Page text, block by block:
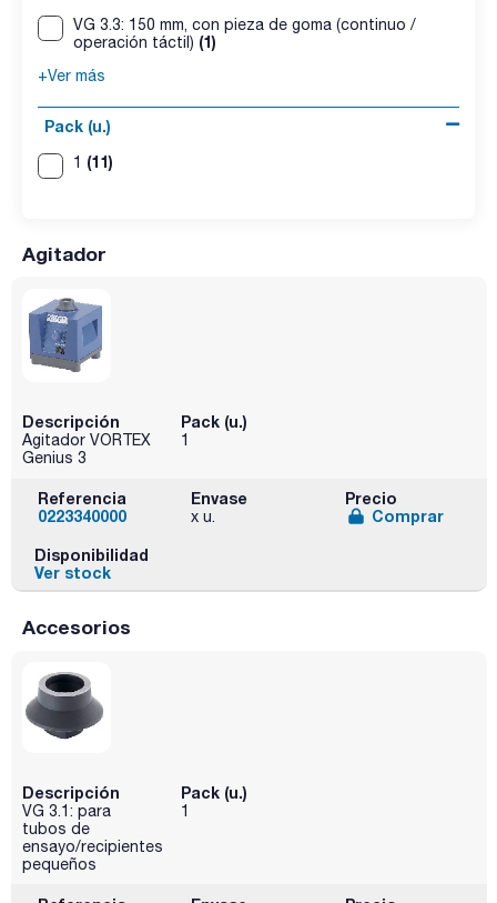
VG 3.3: 150 mm, con pieza de goma (continuo /
operación táctil) (1)
+Ver más
Pack (u.)
1 (11)
Agitador
Descripción
Agitador VORTEX
Genius 3
Pack (u.)
1
Referencia
0223340000
Envase
x u.
Precio
Comprar
Disponibilidad
Ver stock
Accesorios
Descripción
VG 3.1: para
tubos de
ensayo/recipientes
pequeños
Pack (u.)
1